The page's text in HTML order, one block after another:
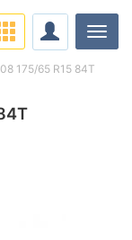
175/65 R15 84T